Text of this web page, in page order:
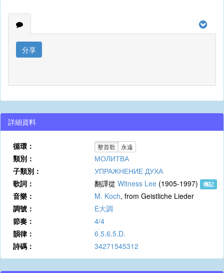
分享
詳細資料
循環： 整首歌 永遠
類別：
МОЛИТВА
子類別：
УПРАЖНЕНИЕ ДУХА
歌詞：
翻譯從 Witness Lee (1905-1997) 傳記
音樂： M. Koch, from Geistliche Lieder
調號：
E大調
節奏：
4/4
韻律：
6.5.6.5.D.
詩碼：
34271545312